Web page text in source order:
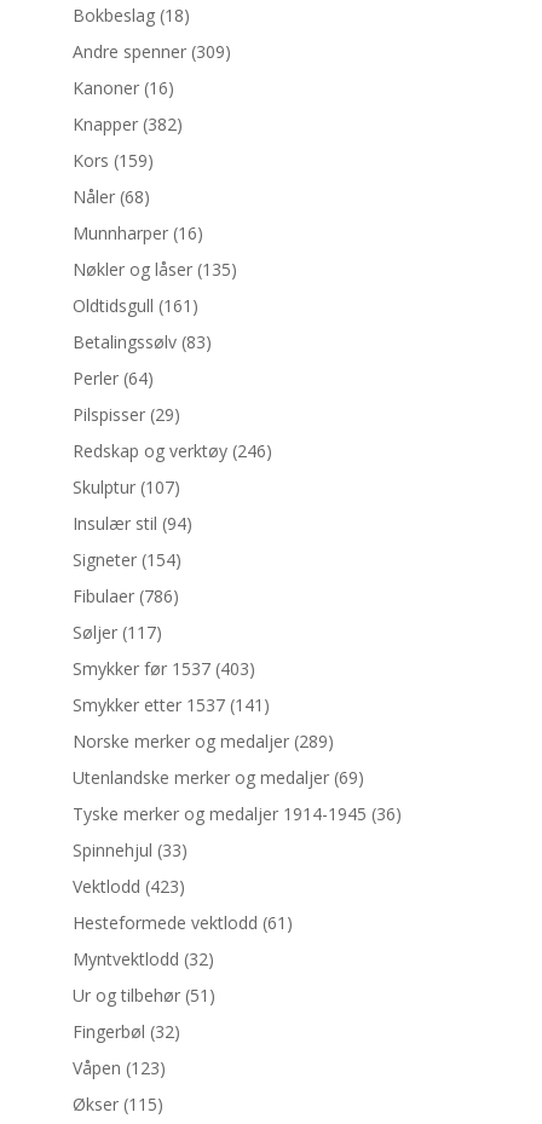
Bokbeslag (18)
Andre spenner (309)
Kanoner (16)
Knapper (382)
Kors (159)
Nåler (68)
Munnharper (16)
Nøkler og låser (135)
Oldtidsgull (161)
Betalingssølv (83)
Perler (64)
Pilspisser (29)
Redskap og verktøy (246)
Skulptur (107)
Insulær stil (94)
Signeter (154)
Fibulaer (786)
Søljer (117)
Smykker før 1537 (403)
Smykker etter 1537 (141)
Norske merker og medaljer (289)
Utenlandske merker og medaljer (69)
Tyske merker og medaljer 1914-1945 (36)
Spinnehjul (33)
Vektlodd (423)
Hesteformede vektlodd (61)
Myntvektlodd (32)
Ur og tilbehør (51)
Fingerbøl (32)
Våpen (123)
Økser (115)